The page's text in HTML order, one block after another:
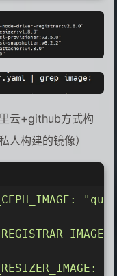
cat
ceph:v1.12.8
云+github方式构
人构建的镜像）